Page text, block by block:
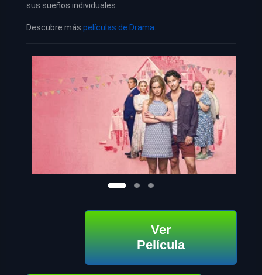
sus sueños individuales.
Descubre más películas de Drama
Ver
Película